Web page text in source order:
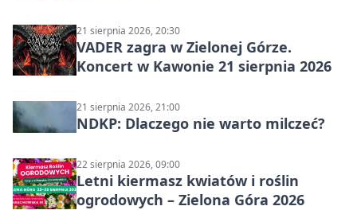
21 sierpnia 2026, 20:30
VADER zagra w Zielonej Górze.
Koncert w Kawonie 21 sierpnia 2026
21 sierpnia 2026, 21:00
NDKP: Dlaczego nie warto milczeć?
22 sierpnia 2026, 09:00
Letni kiermasz kwiatów i roślin
ogrodowych – Zielona Góra 2026